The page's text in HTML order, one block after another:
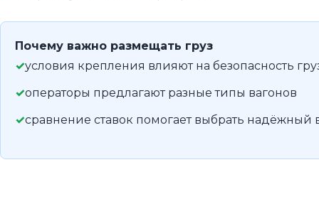
Почему важно размещать груз
условия крепления влияют на безопасность
операторы предлагают разные типы вагонов
сравнение ставок помогает выбрать надёжный